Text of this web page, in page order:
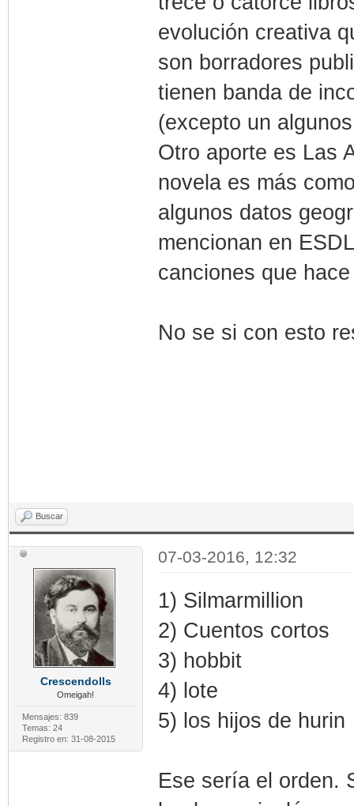
evolución creativa
son borradores
tienen banda de
(excepto un
Otro aporte es Las
novela es más
algunos datos
mencionan en
canciones que
No se si con esto
Buscar
Crescendolls
Omeigah!
Mensajes: 839
Temas: 24
Registro en: 31-08-2015
07-03-2016, 12:32
1) Silmarmillion
2) Cuentos cortos
3) hobbit
4) lote
5) los hijos de hurin
Ese sería el orden.